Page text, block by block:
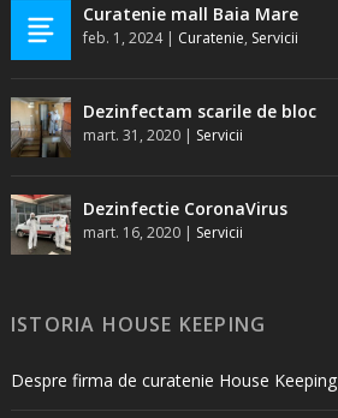
Curatenie mall Baia Mare
feb. 1, 2024| Curatenie, Servicii
Dezinfectam scarile de bloc
mart. 31, 2020| Servicii
Dezinfectie CoronaVirus
mart. 16, 2020| Servicii
ISTORIA HOUSE KEEPING
Despre firma de curatenie House Keeping